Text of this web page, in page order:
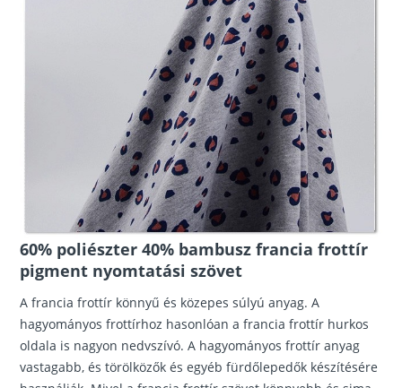
60% poliészter 40% bambusz francia frottír
pigment nyomtatási szövet
A francia frottír könnyű és közepes súlyú anyag. A
hagyományos frottírhoz hasonlóan a francia frottír hurkos
oldala is nagyon nedvszívó. A hagyományos frottír anyag
vastagabb, és törölközők és egyéb fürdőlepedők készítésére